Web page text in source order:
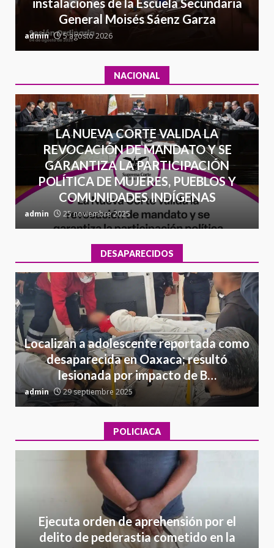
16 julio 2026
General Moisés Sáenz Garza
admin 5 agosto 2026
NACIONAL
LA NUEVA CORTE VALIDA LA
REVOCACIÓN DE MANDATO Y SE
GARANTIZA LA PARTICIPACIÓN
POLÍTICA DE MUJERES, PUEBLOS Y
COMUNIDADES INDÍGENAS
admin 25 noviembre 2025
DESAPARECIDOS
Localizan a adolescente reportada como
desaparecida en Oaxaca; resultó
lesionada por impacto de B…
admin 29 septiembre 2025
POLICIACA
Ejecuta orden de aprehensión por el
delito de pederastia cometido en la